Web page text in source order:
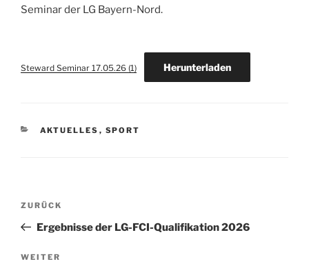
Seminar der LG Bayern-Nord.
Steward Seminar 17.05.26 (1) Herunterladen
KATEGORIEN
AKTUELLES , SPORT
Beitragsnavigation
Vorheriger
Beitrag
ZURÜCK
Ergebnisse der LG-FCI-Qualifikation 2026
Nächster
WEITER